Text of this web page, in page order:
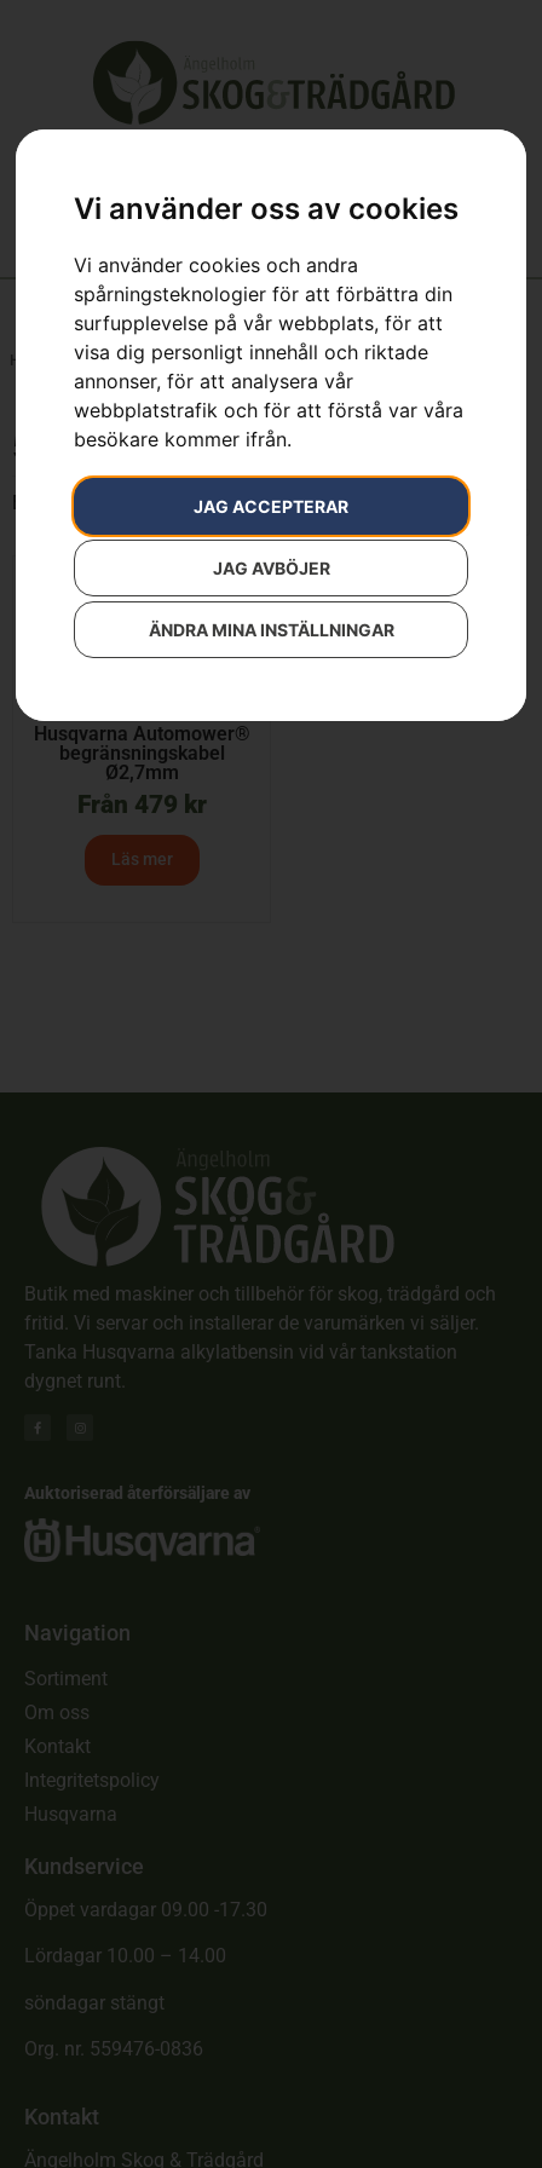
Vi använder oss av cookies
Vi använder cookies och andra
spårningsteknologier för att förbättra din
surfupplevelse på vår webbplats, för att
visa dig personligt innehåll och riktade
annonser, för att analysera vår
webbplatstrafik och för att förstå var våra
besökare kommer ifrån.
JAG ACCEPTERAR
JAG AVBÖJER
ÄNDRA MINA INSTÄLLNINGAR
Hem 50 m
50 m
Endast ett sökresultat
Husqvarna Automower®
begränsningskabel
Ø2,7mm
Från 479 kr
Läs mer
Butik med maskiner och tillbehör för skog, trädgård och
fritid. Vi servar och installerar de varumärken vi säljer.
Tanka Husqvarna alkylatbensin vid vår tankstation
dygnet runt.
Auktoriserad återförsäljare av
Navigation
Sortiment
Om oss
Kontakt
Integritetspolicy
Husqvarna
Kundservice
Öppet vardagar 09.00 -17.30
Lördagar 10.00 – 14.00
söndagar stängt
Org. nr. 559476-0836
Kontakt
Ängelholm Skog & Trädgård